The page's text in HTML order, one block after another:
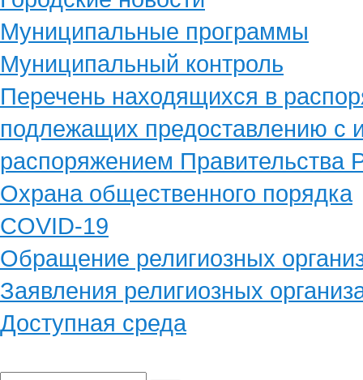
Муниципальные программы
Муниципальный контроль
Перечень находящихся в
подлежащих предоставлению с
распоряжением
Охрана общественного порядка
COVID-19
Обращение религиозных
Заявления религиозных
Доступная среда